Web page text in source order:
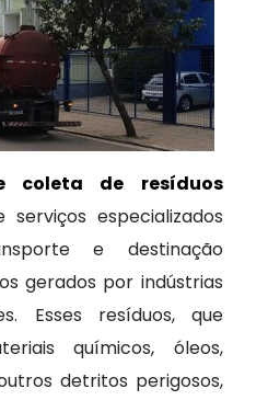
coleta de resíduos
serviços especializados
e destinação
gerados por indústrias
Esses resíduos, que
químicos, óleos,
detritos perigosos,